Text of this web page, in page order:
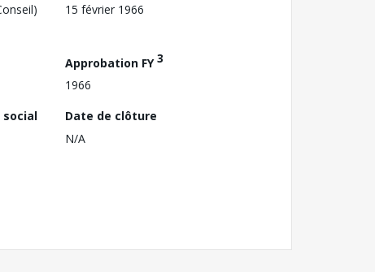
15 février 1966
Approbation FY3
1966
social
Date de clôture
N/A